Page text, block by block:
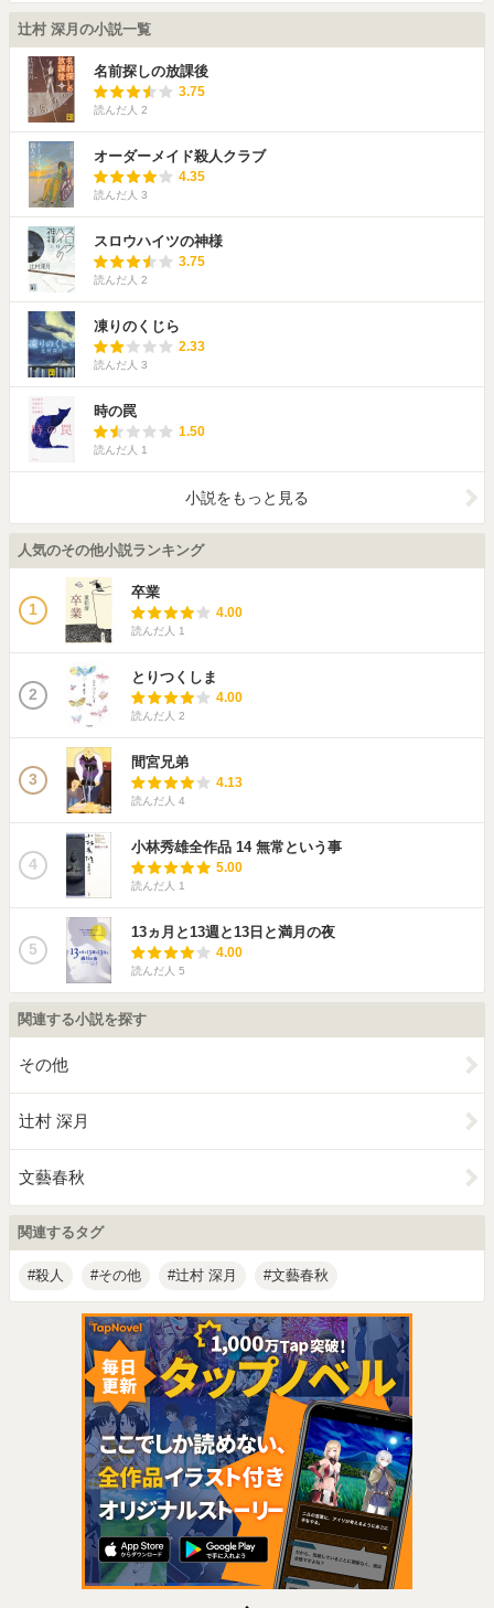
辻村 深月の小説一覧
名前探しの放課後
3.75
読んだ人 2
オーダーメイド殺人クラブ
4.35
読んだ人 3
スロウハイツの神様
3.75
読んだ人 2
凍りのくじら
2.33
読んだ人 3
時の罠
1.50
読んだ人 1
小説をもっと見る
人気のその他小説ランキング
1
卒業
4.00
読んだ人 1
2
とりつくしま
4.00
読んだ人 2
3
間宮兄弟
4.13
読んだ人 4
4
小林秀雄全作品 14 無常という事
5.00
読んだ人 1
5
13ヵ月と13週と13日と満月の夜
4.00
読んだ人 5
関連する小説を探す
その他
辻村 深月
文藝春秋
関連するタグ
殺人 その他 辻村 深月 文藝春秋